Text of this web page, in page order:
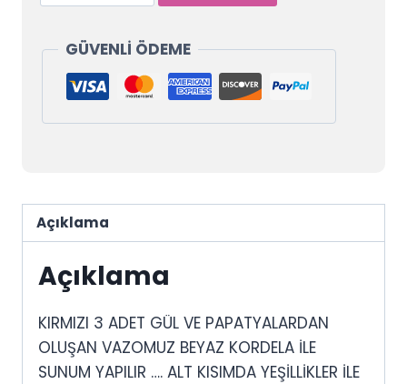
GÜVENLİ ÖDEME
Açıklama
Açıklama
KIRMIZI 3 ADET GÜL VE PAPATYALARDAN
OLUŞAN VAZOMUZ BEYAZ KORDELA İLE
SUNUM YAPILIR …. ALT KISIMDA YEŞİLLİKLER İLE